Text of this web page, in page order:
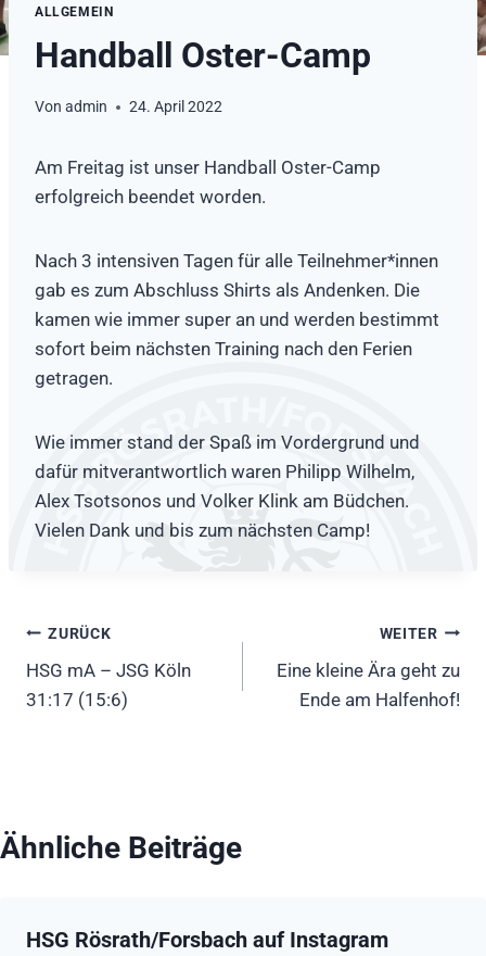
ALLGEMEIN
Handball Oster-Camp
Von admin 24. April 2022
Am Freitag ist unser Handball Oster-Camp
erfolgreich beendet worden.
Nach 3 intensiven Tagen für alle Teilnehmer*innen
gab es zum Abschluss Shirts als Andenken. Die
kamen wie immer super an und werden bestimmt
sofort beim nächsten Training nach den Ferien
getragen.
Wie immer stand der Spaß im Vordergrund und
dafür mitverantwortlich waren Philipp Wilhelm,
Alex Tsotsonos und Volker Klink am Büdchen.
Vielen Dank und bis zum nächsten Camp!
Beitragsnavigation
ZURÜCK
HSG mA – JSG Köln
31:17 (15:6)
WEITER
Eine kleine Ära geht zu
Ende am Halfenhof!
Ähnliche Beiträge
HSG Rösrath/Forsbach auf Instagram